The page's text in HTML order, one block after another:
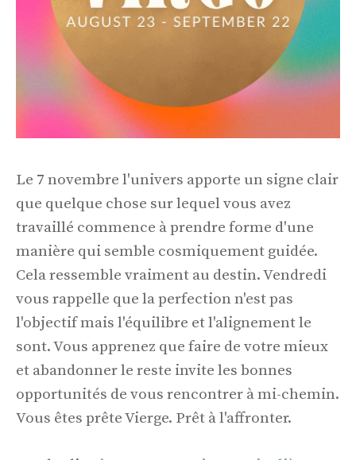
Le 7 novembre l'univers apporte un signe clair
que quelque chose sur lequel vous avez
travaillé commence à prendre forme d'une
manière qui semble cosmiquement guidée.
Cela ressemble vraiment au destin. Vendredi
vous rappelle que la perfection n'est pas
l'objectif mais l'équilibre et l'alignement le
sont. Vous apprenez que faire de votre mieux
et abandonner le reste invite les bonnes
opportunités de vous rencontrer à mi-chemin.
Vous êtes prête Vierge. Prêt à l'affronter.